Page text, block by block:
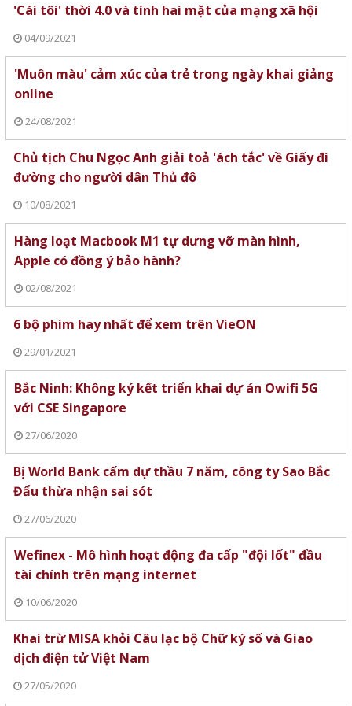
'Cái tôi' thời 4.0 và tính hai mặt của mạng xã hội
04/09/2021
'Muôn màu' cảm xúc của trẻ trong ngày khai giảng
online
24/08/2021
Chủ tịch Chu Ngọc Anh giải toả 'ách tắc' về Giấy đi
đường cho người dân Thủ đô
10/08/2021
Hàng loạt Macbook M1 tự dưng vỡ màn hình,
Apple có đồng ý bảo hành?
02/08/2021
6 bộ phim hay nhất để xem trên VieON
29/01/2021
Bắc Ninh: Không ký kết triển khai dự án Owifi 5G
với CSE Singapore
27/06/2020
Bị World Bank cấm dự thầu 7 năm, công ty Sao Bắc
Đẩu thừa nhận sai sót
27/06/2020
Wefinex - Mô hình hoạt động đa cấp "đội lốt" đầu
tài chính trên mạng internet
10/06/2020
Khai trừ MISA khỏi Câu lạc bộ Chữ ký số và Giao
dịch điện tử Việt Nam
27/05/2020